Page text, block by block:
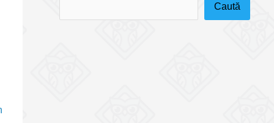
Caută